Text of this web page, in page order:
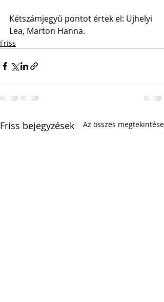
Kétszámjegyű pontot értek el: Ujhelyi
Lea, Marton Hanna.
Friss
Friss bejegyzések Az összes megtekintése